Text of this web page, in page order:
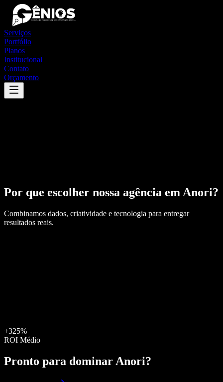
Serviços
Portfólio
Planos
Institucional
Contato
Orçamento
Por que escolher nossa agência em Anori?
Combinamos dados, criatividade e tecnologia para entregar
resultados reais.
+325%
ROI Médio
Pronto para dominar Anori?